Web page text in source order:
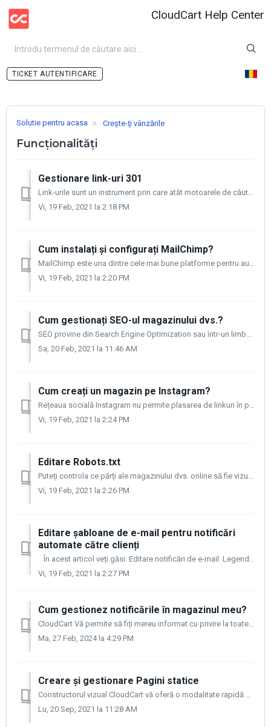
CloudCart Help Center
AUTENTIFICARE
Solutie pentru acasa Crește-ţi vânzările
Funcționalități
Gestionare link-uri 301
Link-urile sunt un instrument prin care atât motoarele de căutare, cât și utilizatorii finali sunt trimiși la o adresă URL diferită de cea pe care au specif...
Vi, 19 Feb, 2021 la 2:18 PM
Cum instalați și configurați MailChimp?
MailChimp este una dintre cele mai bune platforme pentru automatizarea marketingului prin e-mail. Această aplicație vă oferă zeci de funcțiuni și posibili...
Vi, 19 Feb, 2021 la 2:20 PM
Cum gestionați SEO-ul magazinului dvs.?
SEO provine din Search Engine Optimization sau într-un limbaj mai simplu - o optimizare pentru motoarele de căutare. La fel ca orice altceva, motoarele de c...
Sa, 20 Feb, 2021 la 11:46 AM
Cum creați un magazin pe Instagram?
Rețeaua socială Instagram nu permite plasarea de linkuri în postări, ceea ce este foarte important pentru orice magazin online. Cu toate acestea, există ...
Vi, 19 Feb, 2021 la 2:24 PM
Editare Robots.txt
Puteți controla ce părți ale magazinului dvs. online să fie vizualizate și citite de roboții motoarelor de căutare modificând conținutul fișierului robot...
Vi, 19 Feb, 2021 la 2:26 PM
Editare șabloane de e-mail pentru notificări
automate către clienți
În acest articol veți găsi: Editare notificări de e-mail Legenda variabilelor După cum este menționat în articolul „Cum să gestionez notificăr...
Vi, 19 Feb, 2021 la 2:27 PM
Cum gestionez notificările în magazinul meu?
CloudCart Vă permite să fiți mereu informat cu privire la toate activitățile din magazinul dvs. online. Clienții dvs. și toți administratorii magazinului dv...
Ma, 27 Feb, 2024 la 4:29 PM
Creare și gestionare Pagini statice
Constructorul vizual CloudCart vă oferă o modalitate rapidă și ușoară de a adăuga conținut în magazinul dvs. pentru a oferi clienților dvs. mai multe inform...
Lu, 20 Sep, 2021 la 11:28 AM